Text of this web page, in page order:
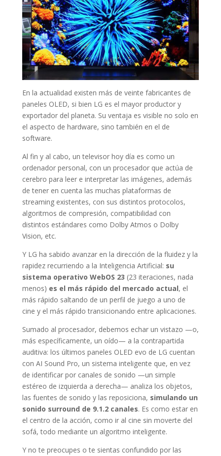
En la actualidad existen más de veinte fabricantes de
paneles OLED, si bien LG es el mayor productor y
exportador del planeta. Su ventaja es visible no solo en
el aspecto de hardware, sino también en el de
software.
Al fin y al cabo, un televisor hoy día es como un
ordenador personal, con un procesador que actúa de
cerebro para leer e interpretar las imágenes, además
de tener en cuenta las muchas plataformas de
streaming existentes, con sus distintos protocolos,
algoritmos de compresión, compatibilidad con
distintos estándares como Dolby Atmos o Dolby
Vision, etc.
Y LG ha sabido avanzar en la dirección de la fluidez y la
rapidez recurriendo a la Inteligencia Artificial: su
sistema operativo WebOS 23 (23 iteraciones, nada
menos) es el más rápido del mercado actual, el
más rápido saltando de un perfil de juego a uno de
cine y el más rápido transicionando entre aplicaciones.
Sumado al procesador, debemos echar un vistazo —o,
más específicamente, un oído— a la contrapartida
auditiva: los últimos paneles OLED evo de LG cuentan
con AI Sound Pro, un sistema inteligente que, en vez
de identificar por canales de sonido —un simple
estéreo de izquierda a derecha— analiza los objetos,
las fuentes de sonido y las reposiciona, simulando un
sonido surround de 9.1.2 canales. Es como estar en
el centro de la acción, como ir al cine sin moverte del
sofá, todo mediante un algoritmo inteligente.
Y no te preocupes o te sientas confundido por las